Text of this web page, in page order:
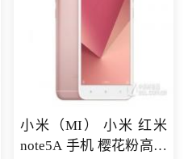
小米（MI） 小米 红米
note5A 手机 樱花粉高配